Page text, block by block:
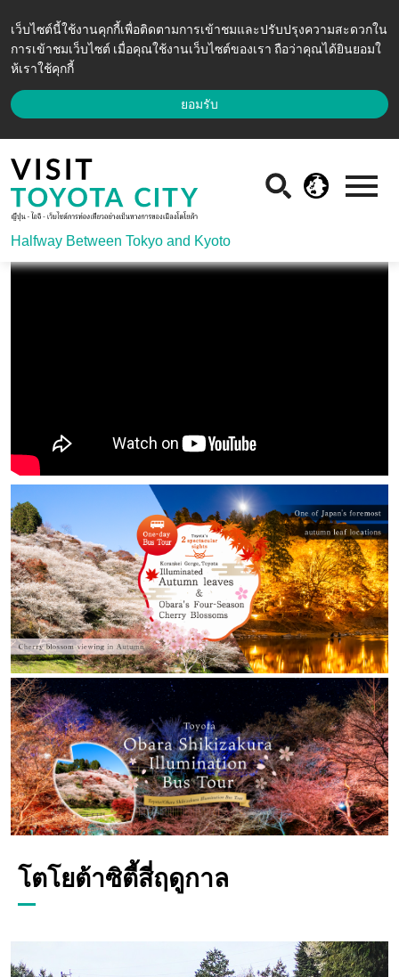
เว็บไซต์นี้ใช้งานคุกกี้เพื่อติดตามการเข้าชมและปรับปรุงความสะดวกใน
การเข้าชมเว็บไซต์ เมื่อคุณใช้งานเว็บไซต์ของเรา ถือว่าคุณได้ยินยอมใ
ห้เราใช้คุกกี้
ยอมรับ
Halfway Between Tokyo and Kyoto
โตโยต้าซิตี้สี่ฤดูกาล